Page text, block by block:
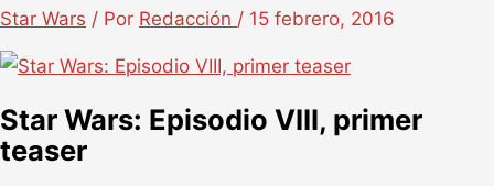
Star Wars / Por Redacción / 15 febrero, 2016
Star Wars: Episodio VIII, primer
teaser